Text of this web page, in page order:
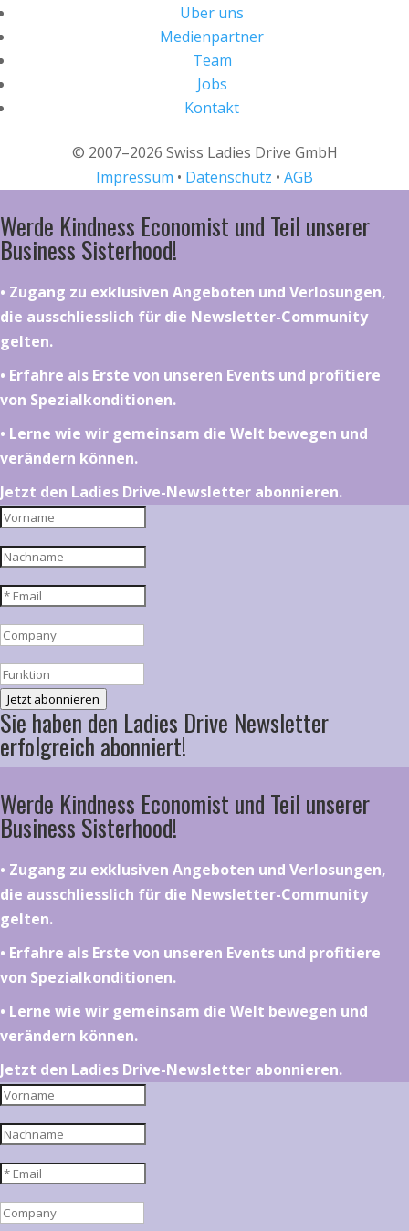
Über uns
Medienpartner
Team
Jobs
Kontakt
© 2007–2026 Swiss Ladies Drive GmbH
Impressum • Datenschutz • AGB
Werde Kindness Economist und Teil unserer
Business Sisterhood!
•⁠ ⁠⁠Zugang zu exklusiven Angeboten und Verlosungen,
die ausschliesslich für die Newsletter-Community
gelten.
•⁠ ⁠⁠Erfahre als Erste von unseren Events und profitiere
von Spezialkonditionen.
•⁠ ⁠⁠Lerne wie wir gemeinsam die Welt bewegen und
verändern können.
Jetzt den Ladies Drive-Newsletter abonnieren.
Jetzt abonnieren
Sie haben den Ladies Drive Newsletter
erfolgreich abonniert!
Werde Kindness Economist und Teil unserer
Business Sisterhood!
•⁠ ⁠⁠Zugang zu exklusiven Angeboten und Verlosungen,
die ausschliesslich für die Newsletter-Community
gelten.
•⁠ ⁠⁠Erfahre als Erste von unseren Events und profitiere
von Spezialkonditionen.
•⁠ ⁠⁠Lerne wie wir gemeinsam die Welt bewegen und
verändern können.
Jetzt den Ladies Drive-Newsletter abonnieren.